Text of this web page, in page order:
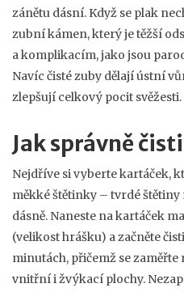
zánětu dásní. Když se plak
zubní kámen, který je těžší
a komplikacím, jako jsou
Navíc čisté zuby dělají ústní
zlepšují celkový pocit svěžesti.
Jak správně
Nejdříve si vyberte kartáček,
měkké štětinky – tvrdé
dásně. Naneste na kartáček
(velikost hrášku) a začněte
minutách, přičemž se
vnitřní i žvýkací plochy.